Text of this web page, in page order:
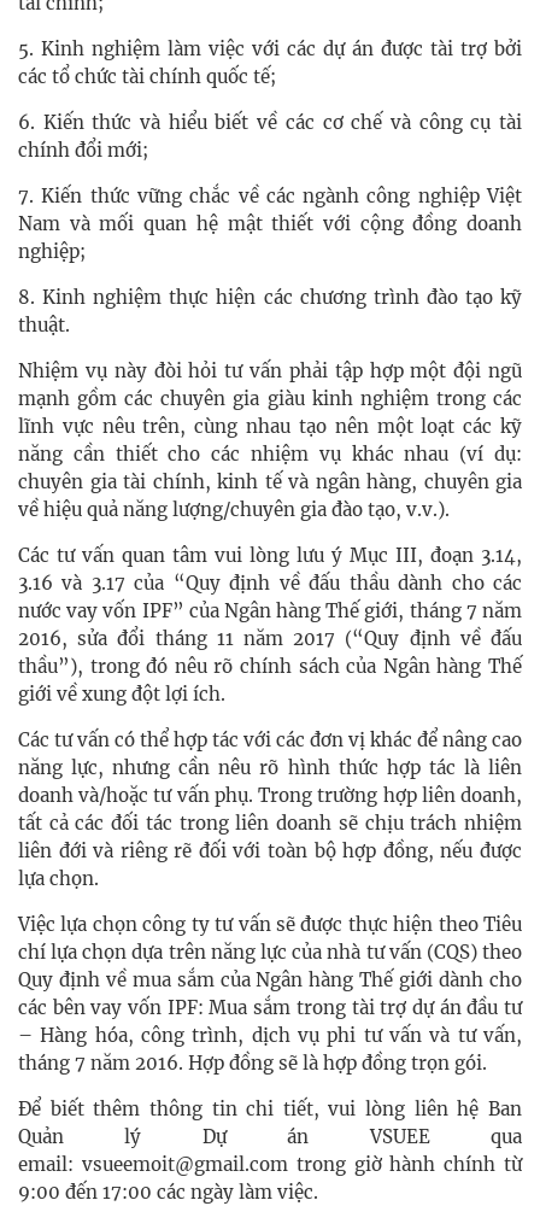
5. Kinh nghiệm làm việc với các dự án được tài trợ bởi
các tổ chức tài chính quốc tế;
6. Kiến thức và hiểu biết về các cơ chế và công cụ tài
chính đổi mới;
7. Kiến thức vững chắc về các ngành công nghiệp Việt
Nam và mối quan hệ mật thiết với cộng đồng doanh
nghiệp;
8. Kinh nghiệm thực hiện các chương trình đào tạo kỹ
thuật.
Nhiệm vụ này đòi hỏi tư vấn phải tập hợp một đội ngũ
mạnh gồm các chuyên gia giàu kinh nghiệm trong các
lĩnh vực nêu trên, cùng nhau tạo nên một loạt các kỹ
năng cần thiết cho các nhiệm vụ khác nhau (ví dụ:
chuyên gia tài chính, kinh tế và ngân hàng, chuyên gia
về hiệu quả năng lượng/chuyên gia đào tạo, v.v.).
Các tư vấn quan tâm vui lòng lưu ý Mục III, đoạn 3.14,
3.16 và 3.17 của “Quy định về đấu thầu dành cho các
nước vay vốn IPF” của Ngân hàng Thế giới, tháng 7 năm
2016, sửa đổi tháng 11 năm 2017 (“Quy định về đấu
thầu”), trong đó nêu rõ chính sách của Ngân hàng Thế
giới về xung đột lợi ích.
Các tư vấn có thể hợp tác với các đơn vị khác để nâng cao
năng lực, nhưng cần nêu rõ hình thức hợp tác là liên
doanh và/hoặc tư vấn phụ. Trong trường hợp liên doanh,
tất cả các đối tác trong liên doanh sẽ chịu trách nhiệm
liên đới và riêng rẽ đối với toàn bộ hợp đồng, nếu được
lựa chọn.
Việc lựa chọn công ty tư vấn sẽ được thực hiện theo Tiêu
chí lựa chọn dựa trên năng lực của nhà tư vấn (CQS) theo
Quy định về mua sắm của Ngân hàng Thế giới dành cho
các bên vay vốn IPF: Mua sắm trong tài trợ dự án đầu tư
– Hàng hóa, công trình, dịch vụ phi tư vấn và tư vấn,
tháng 7 năm 2016. Hợp đồng sẽ là hợp đồng trọn gói.
Để biết thêm thông tin chi tiết, vui lòng liên hệ Ban
Quản lý Dự án VSUEE qua
email: vsueemoit@gmail.com trong giờ hành chính từ
9:00 đến 17:00 các ngày làm việc.